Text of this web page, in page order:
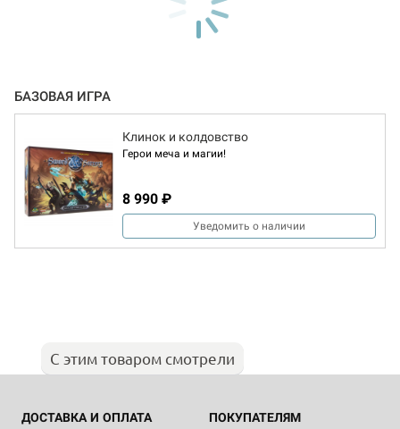
БАЗОВАЯ ИГРА
Клинок и колдовство
Герои меча и магии!
8 990 ₽
Уведомить о наличии
С этим товаром смотрели
ДОСТАВКА И ОПЛАТА ПОКУПАТЕЛЯМ